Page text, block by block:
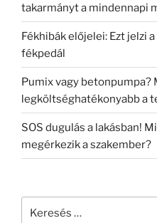
takarmányt a mindennapi
Fékhibák előjelei: Ezt jelzi
fékpedál
Pumix vagy betonpumpa?
legköltséghatékonyabb a
SOS dugulás a lakásban!
megérkezik a szakember?